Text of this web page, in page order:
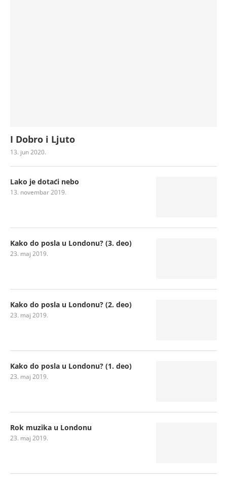
I Dobro i Ljuto
13. jun 2020.
Lako je dotaći nebo
13. novembar 2019.
Kako do posla u Londonu? (3. deo)
23. maj 2019.
Kako do posla u Londonu? (2. deo)
23. maj 2019.
Kako do posla u Londonu? (1. deo)
23. maj 2019.
Rok muzika u Londonu
23. maj 2019.